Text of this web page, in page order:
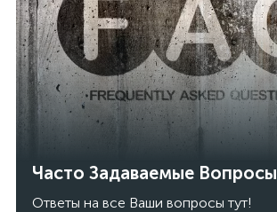
Часто Задаваемые Вопросы
Ответы на все Ваши вопросы тут!